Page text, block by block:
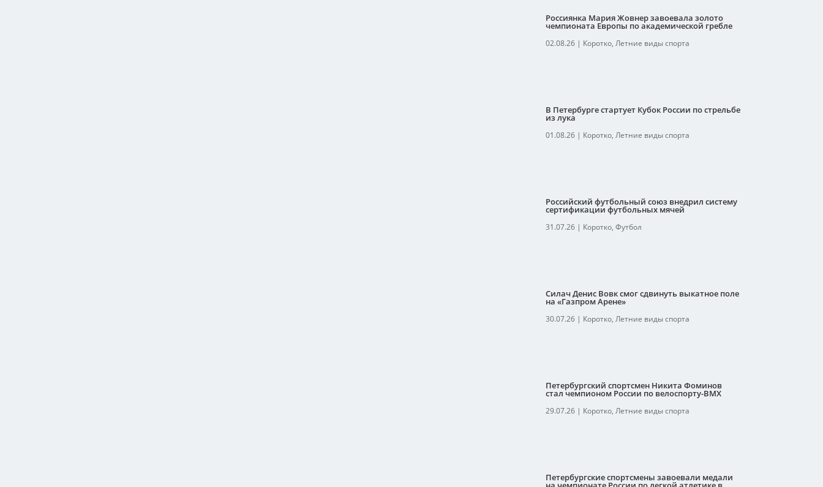
Россиянка Мария Жовнер завоевала золото
чемпионата Европы по академической гребле
02.08.26| Коротко, Летние виды спорта
В Петербурге стартует Кубок России по стрельбе
из лука
01.08.26| Коротко, Летние виды спорта
Российский футбольный союз внедрил систему
сертификации футбольных мячей
31.07.26| Коротко, Футбол
Силач Денис Вовк смог сдвинуть выкатное поле
на «Газпром Арене»
30.07.26| Коротко, Летние виды спорта
Петербургский спортсмен Никита Фоминов
стал чемпионом России по велоспорту-ВМХ
29.07.26| Коротко, Летние виды спорта
Петербургские спортсмены завоевали медали